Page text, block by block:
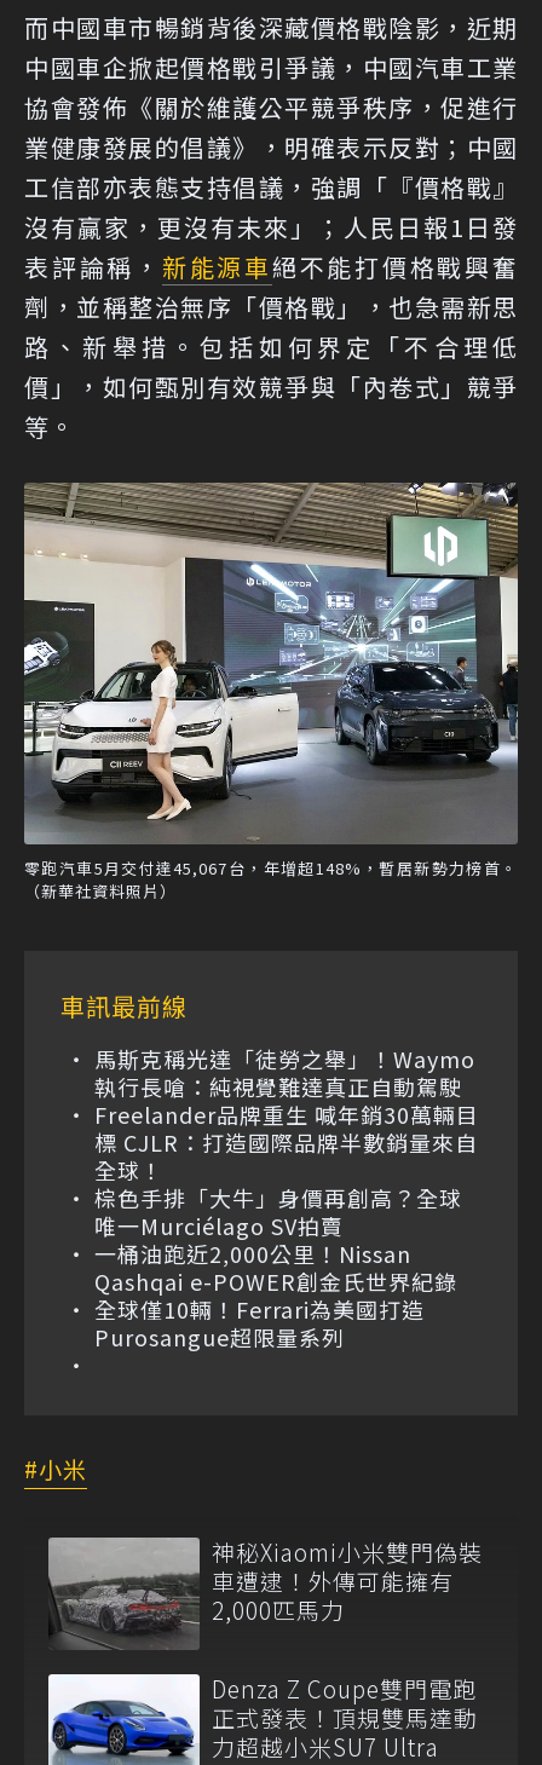
而中國車市暢銷背後深藏價格戰陰影，近期
中國車企掀起價格戰引爭議，中國汽車工業
協會發佈《關於維護公平競爭秩序，促進行
業健康發展的倡議》，明確表示反對；中國
工信部亦表態支持倡議，強調「『價格戰』
沒有贏家，更沒有未來」；人民日報1日發
表評論稱， 新能源車絕不能打價格戰興奮
劑，並稱整治無序「價格戰」，也急需新思
路、新舉措。包括如何界定「不合理低
價」，如何甄別有效競爭與「內卷式」競爭
等。
零跑汽車5月交付達45,067台，年增超148%，暫居新勢力榜首。
（新華社資料照片）
車訊最前線
馬斯克稱光達「徒勞之舉」！Waymo
執行長嗆：純視覺難達真正自動駕駛
Freelander品牌重生 喊年銷30萬輛目
標 CJLR：打造國際品牌半數銷量來自
全球！
棕色手排「大牛」身價再創高？全球
唯一Murciélago SV拍賣
一桶油跑近2,000公里！Nissan
Qashqai e-POWER創金氏世界紀錄
全球僅10輛！Ferrari為美國打造
Purosangue超限量系列
小米
神秘Xiaomi小米雙門偽裝
車遭逮！外傳可能擁有
2,000匹馬力
Denza Z Coupe雙門電跑
正式發表！頂規雙馬達動
力超越小米SU7 Ultra